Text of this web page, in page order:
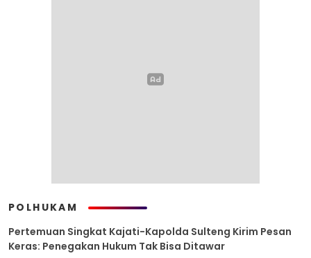
POLHUKAM
Pertemuan Singkat Kajati-Kapolda Sulteng Kirim Pesan
Keras: Penegakan Hukum Tak Bisa Ditawar